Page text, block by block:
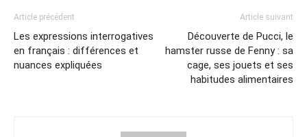
Article précédent
Les expressions interrogatives
en français : différences et
nuances expliquées
Article suivant
Découverte de Pucci, le
hamster russe de Fenny : sa
cage, ses jouets et ses
habitudes alimentaires